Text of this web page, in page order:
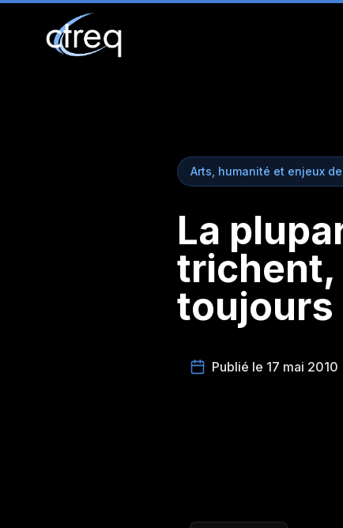
Arts, humanité et enjeux
La
trichent,
toujours
Publié le 17 mai 2010